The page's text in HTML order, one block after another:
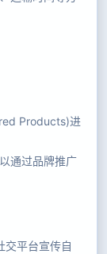
Products)进
通过品牌推广
平台宣传自